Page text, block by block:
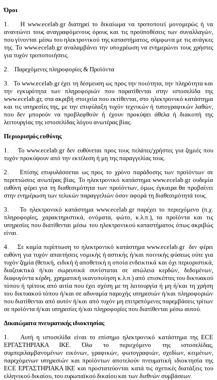
Όροι
1. Η www.ecelab.gr διατηρεί το δικαίωμα να τροποποιεί μονομερώς ή να
ανανεώνει τους αναγραφόμενους όρους και τις προϋποθέσεις των συναλλαγών,
που γίνονται μέσω του ηλεκτρονικού της καταστήματος, σύμφωνα με τις ανάγκες
της. Το www.ecelab.gr αναλαμβάνει την υποχρέωση να ενημερώνει τους χρήστες
για τυχόν τροποποιήσεις.
2. Παρεχόμενες πληροφορίες & Προϊόντα
3. To www.ecelab.gr έχει τη δέσμευση ως προς την ποιότητα, την πληρότητα και
την εγκυρότητα των πληροφοριών που παρατίθενται στην ιστοσελίδα της
www.ecelab.gr, στα ακριβή στοιχεία που εκτίθενται, στο ηλεκτρονικό κατάστημα
και τις υπηρεσίες της, με την επιφύλαξη τυχόν τεχνικών ή τυπογραφικών λαθών,
που δεν μπορούν να προβλεφθούν ή έχουν προκύψει άθελα ή διακοπή της
λειτουργίας της ιστοσελίδας λόγου ανωτέρας βίας.
Περιορισμός ευθύνης
1. Το www.ecelab.gr δεν ευθύνεται προς τους πελάτες/χρήστες για ζημιές που
τυχόν προκύψουν από την εκτέλεση ή μη της παραγγελίας τους.
2. Επίσης επιφυλάσσεται ως προς το χρόνο παράδοσης των προϊόντων σε
περιπτώσεις ανωτέρας βίας. Το ηλεκτρονικό κατάστημα www.ecelab.gr ουδεμία
ευθύνη φέρει για τη διαθεσιμότητα των προϊόντων, όμως έγκαιρα θα προβαίνει
στην ενημέρωση των τελικών παραγγελιών όσον αφορά τη διαθεσιμότητά τους.
3. Το ηλεκτρονικό κατάστημα www.ecelab.gr παρέχει το περιεχόμενο (π.χ.
πληροφορίες, χαρακτηριστικά, ονόματα, φώτο, κ.λ.π.), τα προϊόντα και τις
υπηρεσίες που διατίθενται μέσω του ηλεκτρονικού καταστήματος όπως ακριβώς
είναι.
4. Σε καμία περίπτωση το ηλεκτρονικό κατάστημα www.ecelab.gr δεν φέρει
ευθύνη για τυχόν απαιτήσεις νομικής ή αστικής ή/και ποινικής φύσεως ούτε για
τυχόν ζημία (θετική, ειδική ή αποθετική η οποία ενδεικτικά και όχι περιοριστικά,
διαζευκτικά ή/και σωρευτικά συνίσταται σε απώλεια κερδών, δεδομένων,
διαφυγόντα κέρδη, χρηματική ικανοποίηση κ.λ.π.) από επισκέπτες του δικτυακού
τόπου ή τρίτους από αιτία που έχει σχέση με τη λειτουργία ή μη ή/και τη χρήση
του δικτυακού τόπου ή/και σε αδυναμία παροχής υπηρεσιών ή/και πληροφοριών
που διατίθενται από αυτόν ή/και από τυχόν μη επιτρεπόμενες παρεμβάσεις τρίτων
σε προϊόντα ή/και υπηρεσίες ή/και πληροφορίες που διατίθενται μέσω αυτού.
Δικαιώματα πνευματικής ιδιοκτησίας
1. Αυτή η ιστοσελίδα είναι το επίσημο ηλεκτρονικό κατάστημα της ECE
ΕΡΓΑΣΤΗΡΙΑΚΑ ΙΚΕ. Όλο το περιεχόμενο της ιστοσελίδας,
συμπεριλαμβανομένων εικόνων, γραφικών, φωτογραφιών, σχεδίων, κειμένων,
παρεχόμενων υπηρεσιών και προϊόντων αποτελούν πνευματική ιδιοκτησία της
ECE ΕΡΓΑΣΤΗΡΙΑΚΑ ΙΚΕ και προστατεύονται κατά τις σχετικές διατάξεις του
ελληνικού δικαίου, του ευρωπαϊκού δικαίου και των διεθνών συμβάσεων.